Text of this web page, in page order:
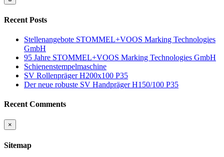
Recent Posts
Stellenangebote STOMMEL+VOOS Marking Technologies
GmbH
95 Jahre STOMMEL+VOOS Marking Technologies GmbH
Schienenstempelmaschine
SV Rollenpräger H200x100 P35
Der neue robuste SV Handpräger H150/100 P35
Recent Comments
Close
product
view
×
Sitemap